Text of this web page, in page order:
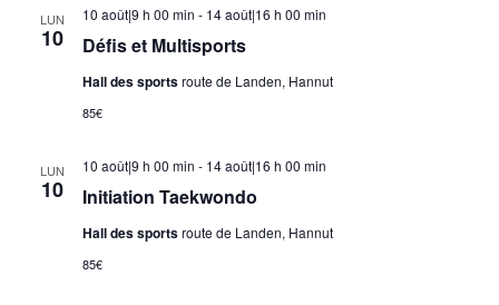
LUN
10 Défis et Multisports
10 août|9 h 00 min - 14 août|16 h 00 min
Hall des sportsroute de Landen, Hannut
85€
LUN
10 Initiation Taekwondo
10 août|9 h 00 min - 14 août|16 h 00 min
Hall des sportsroute de Landen, Hannut
85€